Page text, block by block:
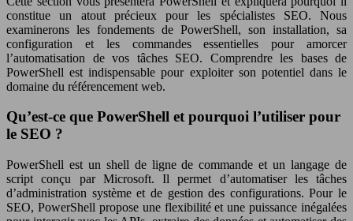
constitue un atout précieux pour les spécialistes SEO. Nous
examinerons les fondements de PowerShell, son installation, sa
configuration et les commandes essentielles pour amorcer
l’automatisation de vos tâches SEO. Comprendre les bases de
PowerShell est indispensable pour exploiter son potentiel dans le
domaine du référencement web.
Qu’est-ce que PowerShell et pourquoi l’utiliser pour
le SEO ?
PowerShell est un shell de ligne de commande et un langage de
script conçu par Microsoft. Il permet d’automatiser les tâches
d’administration système et de gestion des configurations. Pour le
SEO, PowerShell propose une flexibilité et une puissance inégalées